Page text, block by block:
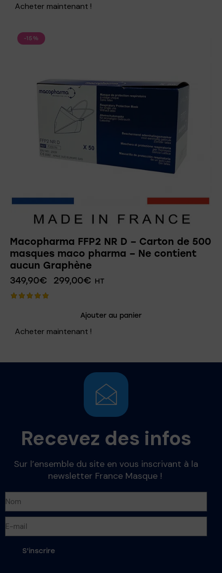
Acheter maintenant !
-15%
Macopharma FFP2 NR D – Carton de 500
masques maco pharma – Ne contient
aucun Graphène
349,90€ 299,00€ HT
Ajouter au panier
Acheter maintenant !
Recevez des infos
Sur l’ensemble du site en vous inscrivant à la
newsletter France Masque !
S'inscrire